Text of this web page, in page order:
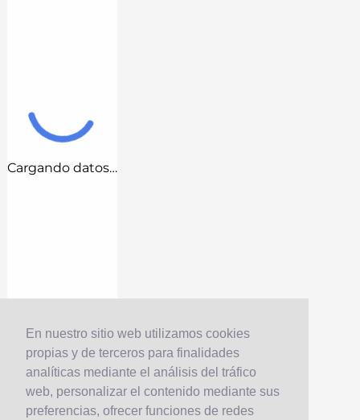
En nuestro sitio web utilizamos cookies
propias y de terceros para finalidades
analíticas mediante el análisis del tráfico
web, personalizar el contenido mediante sus
preferencias, ofrecer funciones de redes
Cargando datos…